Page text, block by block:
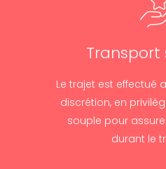
Transport
Le trajet est effectué
discrétion, en
souple pour
durant le